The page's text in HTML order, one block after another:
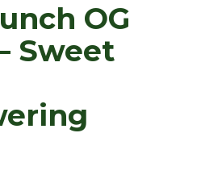
OG
Sweet